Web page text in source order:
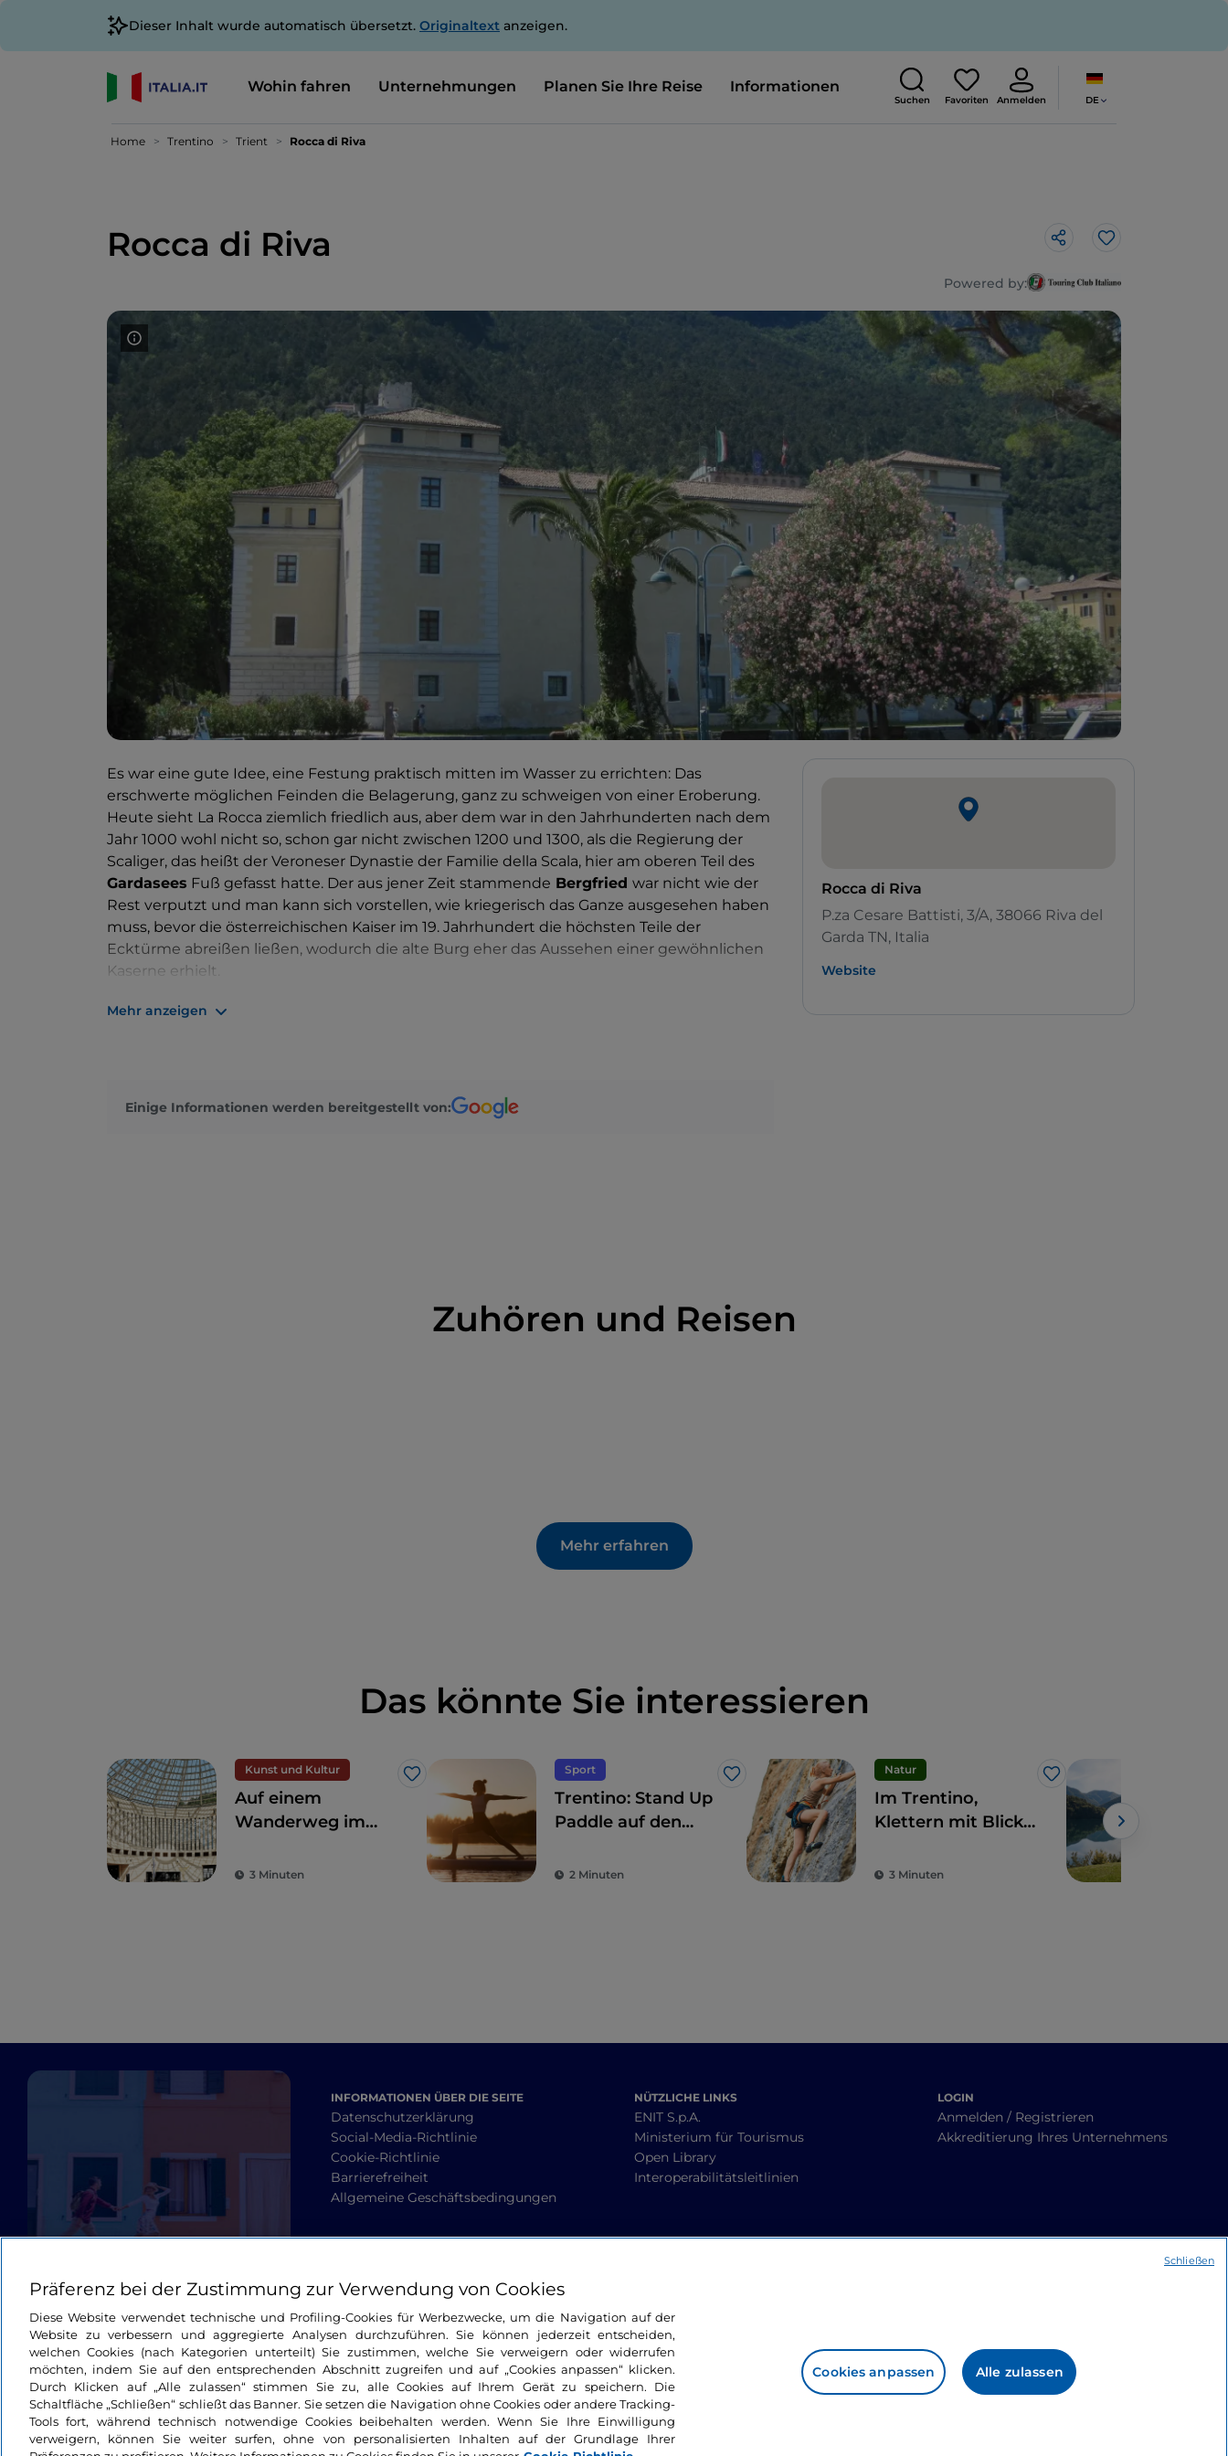
Dieser Inhalt wurde automatisch übersetzt. Originaltext anzeigen.
Wohin fahren Unternehmungen Planen Sie Ihre Reise Informationen
Suchen Favoriten Anmelden DE
Home Trentino Trient Rocca di Riva
Rocca di Riva Like
Powered by:
Es war eine gute Idee, eine Festung praktisch mitten im Wasser zu errichten: Das
erschwerte möglichen Feinden die Belagerung, ganz zu schweigen von einer Eroberung.
Heute sieht La Rocca ziemlich friedlich aus, aber dem war in den Jahrhunderten nach dem
Jahr 1000 wohl nicht so, schon gar nicht zwischen 1200 und 1300, als die Regierung der
Scaliger, das heißt der Veroneser Dynastie der Familie della Scala, hier am oberen Teil des
Gardasees Fuß gefasst hatte. Der aus jener Zeit stammende Bergfried war nicht wie der
Rest verputzt und man kann sich vorstellen, wie kriegerisch das Ganze ausgesehen haben
muss, bevor die österreichischen Kaiser im 19. Jahrhundert die höchsten Teile der
Ecktürme abreißen ließen, wodurch die alte Burg eher das Aussehen einer gewöhnlichen
Kaserne erhielt.
Dass die schrittweise Umfunktionierung für zivile Zwecke heute abgeschlossen ist, wird
Malern, die von den Landschaften des Gardasees fasziniert waren. Aber vor allem gibt es
dort einearchäologische Sammlung von Gegenständen
der Adamello-Bergkette herabfließt und den See bildet. Es geht dabei auch um den
großen touristischen Reichtum von Riva, zumindest seit den Zeiten von Thomas Mann
Mehr anzeigen
Einige Informationen werden bereitgestellt von:
Rocca di Riva
P.za Cesare Battisti, 3/A, 38066 Riva del
Garda TN, Italia
Website
Zuhören und Reisen
Mehr erfahren
Das könnte Sie interessieren
Kunst und Kultur
Like
Auf einem
Wanderweg im
und Natur
3 Minuten
Sport
Like
Trentino: Stand Up
Paddle auf den
Surfen“
2 Minuten
Natur
Like
Im Trentino,
Klettern mit Blick
3 Minuten
INFORMATIONEN ÜBER DIE SEITE
Datenschutzerklärung
Social-Media-Richtlinie
Cookie-Richtlinie
Barrierefreiheit
Allgemeine Geschäftsbedingungen
NÜTZLICHE LINKS
ENIT S.p.A.
Ministerium für Tourismus
Open Library
Interoperabilitätsleitlinien
LOGIN
Anmelden / Registrieren
Akkreditierung Ihres Unternehmens
Präferenz bei der Zustimmung zur Verwendung von Cookies
Diese Website verwendet technische und Profiling-Cookies für Werbezwecke, um die Navigation auf der
Website zu verbessern und aggregierte Analysen durchzuführen. Sie können jederzeit entscheiden,
welchen Cookies (nach Kategorien unterteilt) Sie zustimmen, welche Sie verweigern oder widerrufen
möchten, indem Sie auf den entsprechenden Abschnitt zugreifen und auf „Cookies anpassen“ klicken.
Durch Klicken auf „Alle zulassen“ stimmen Sie zu, alle Cookies auf Ihrem Gerät zu speichern. Die
Schaltfläche „Schließen“ schließt das Banner. Sie setzen die Navigation ohne Cookies oder andere Tracking-
Tools fort, während technisch notwendige Cookies beibehalten werden. Wenn Sie Ihre Einwilligung
verweigern, können Sie weiter surfen, ohne von personalisierten Inhalten auf der Grundlage Ihrer
Cookies anpassen Alle zulassen
Schließen